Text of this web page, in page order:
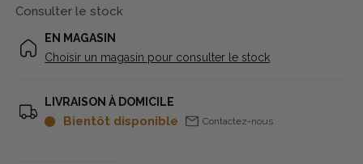
Consulter le stock
EN MAGASIN
Choisir un magasin pour consulter le stock
LIVRAISON À DOMICILE
Bientôt disponible Contactez-nous